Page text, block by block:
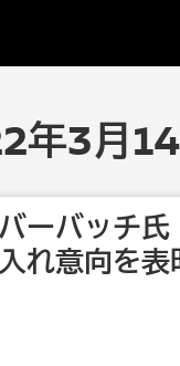
年3月
ーバッチ
れ意向を表